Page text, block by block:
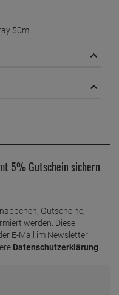
50ml
5% Gutschein sichern
Gutscheine,
werden. Diese
E-Mail im Newsletter
Datenschutzerklärung